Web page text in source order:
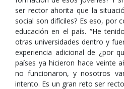
ser rector ahorita que la
social son difíciles? Es eso, por
educación en el país. “He
otras universidades dentro y
experiencia adicional de ¿por
países ya hicieron hace veinte
no funcionaron, y nosotros
intento. Es un gran reto ser